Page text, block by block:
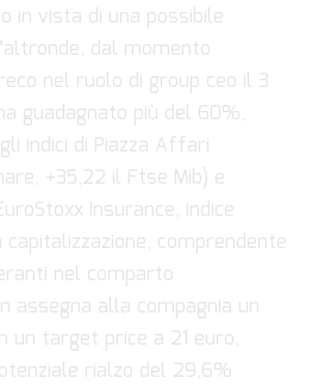
in vista di una possibile
dal momento
nel ruolo di group ceo il 3
guadagnato più del 60%,
indici di Piazza Affari
+35,22 il Ftse Mib) e
Insurance, indice
comprendente
nel comparto
assegna alla compagnia un
un target price a 21 euro,
rialzo del 29,6%